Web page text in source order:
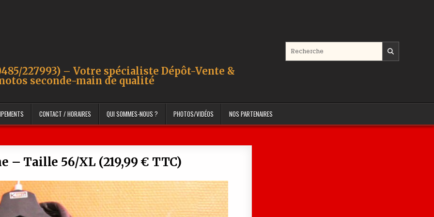
227993) – Votre spécialiste Dépôt-Vente &
seconde-main de qualité
CONTACT / HORAIRES QUI SOMMES-NOUS ? PHOTOS/VIDÉOS NOS PARTENAIRES
– Taille 56/XL (219,99 € TTC)